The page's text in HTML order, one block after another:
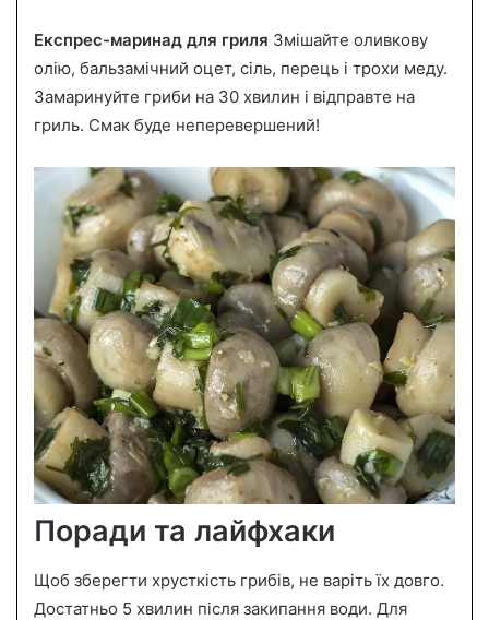
Експрес-маринад для гриля Змішайте оливкову
олію, бальзамічний оцет, сіль, перець і трохи меду.
Замаринуйте гриби на 30 хвилин і відправте на
гриль. Смак буде неперевершений!
Поради та лайфхаки
Щоб зберегти хрусткість грибів, не варіть їх довго.
Достатньо 5 хвилин після закипання води. Для